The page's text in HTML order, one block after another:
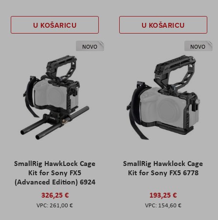
U KOŠARICU U KOŠARICU
NOVO
SmallRig HawkLock Cage
Kit for Sony FX5
(Advanced Edition) 6924
326,25 €
261,00 €
NOVO
SmallRig Hawklock Cage
Kit for Sony FX5 6778
193,25 €
154,60 €